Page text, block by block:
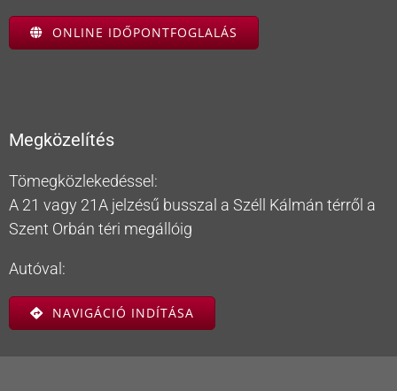
ONLINE IDŐPONTFOGLALÁS
Megközelítés
Tömegközlekedéssel:
A 21 vagy 21A jelzésű busszal a Széll Kálmán térről a
Szent Orbán téri megállóig
Autóval:
NAVIGÁCIÓ INDÍTÁSA